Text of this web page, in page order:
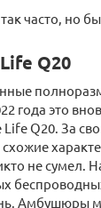
часто, но
Q20
года это
Q20. За
не сумел.
Амбушюры